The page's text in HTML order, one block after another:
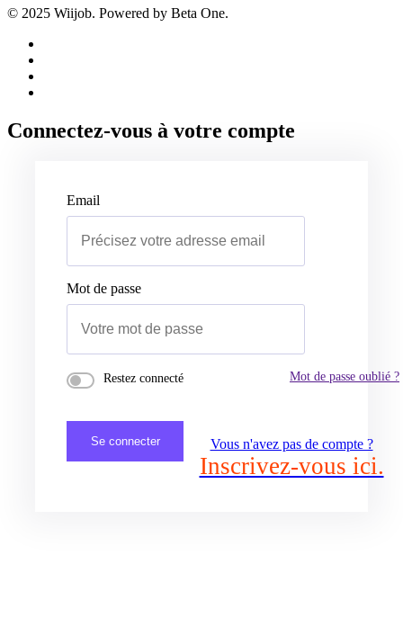
© 2025 Wiijob. Powered by Beta One.
Connectez-vous à votre compte
Email
Mot de passe
Restez connecté Mot de passe oublié ?
Se connecter Vous n'avez pas de compte ?
Inscrivez-vous ici.